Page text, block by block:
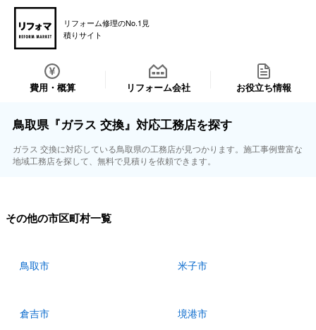
リフォーム修理のNo.1見
積りサイト
費用・概算 リフォーム会社 お役立ち情報
鳥取県『ガラス 交換』対応工務店を探す
ガラス 交換に対応している鳥取県の工務店が見つかります。施工事例豊富な
地域工務店を探して、無料で見積りを依頼できます。
その他の市区町村一覧
鳥取市 米子市
倉吉市 境港市